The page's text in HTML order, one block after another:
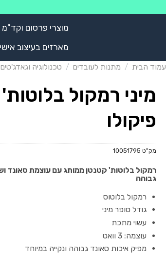
מוצרי פרסום וקד"מ
מארזים בעיצוב אישי
עמוד הבית / מתנות לעובדים / טכנולוגיה
מיני רמקול
פיקולו
מק"ט 10051795
רמקול בלוטות' קטנטן ממותג עם עוצמת סאונד
גבוהה
רמקול בלוטוס
גודל סופר מיני
עשוי מתכת
עוצמה: 3 וואט
מפיק איכות סאונד גבוהה ונקייה במיוחד